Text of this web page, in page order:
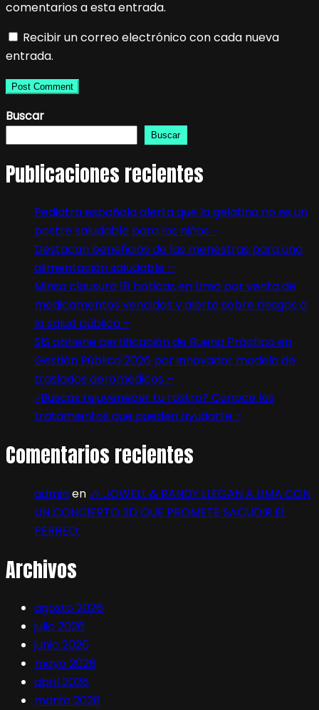
comentarios a esta entrada.
Recibir un correo electrónico con cada nueva
entrada.
Buscar
Buscar
Publicaciones recientes
Pediatra española alerta que la gelatina no es un
postre saludable para los niños –
Destacan beneficios de las menestras para una
alimentación saludable –
Minsa clausura 18 boticas en Lima por venta de
medicamentos vencidos y alerta sobre riesgos a
la salud pública –
SIS obtiene certificación de Buena Práctica en
Gestión Pública 2026 por innovador modelo de
traslados aeromédicos –
¿Buscas rejuvenecer tu rostro? Conoce los
tratamientos que pueden ayudarte –
Comentarios recientes
adminen 🎶 JOWELL & RANDY LLEGAN A LIMA CON
UN CONCIERTO 3D QUE PROMETE SACUDIR EL
PERREO:
Archivos
agosto 2026
julio 2026
junio 2026
mayo 2026
abril 2026
marzo 2026